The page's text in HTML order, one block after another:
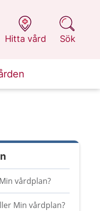
Hitta vård
på 1177.se
Sök
på 1177.se
vårdplan?
Min vårdplan?